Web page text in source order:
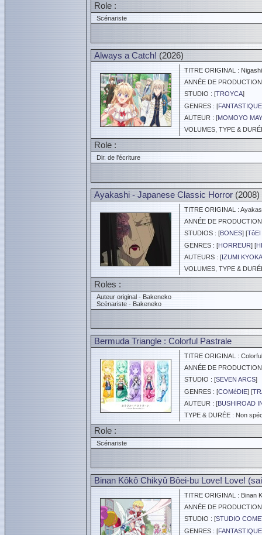
Role :
Scénariste
Always a Catch! (2026)
TITRE ORIGINAL :
ANNÉE DE
STUDIO : [TROYCA]
GENRES : [
AUTEUR : [MOMOYO
VOLUMES, TYPE &
Role :
Dir. de l'écriture
Ayakashi - Japanese Classic Horror (2008)
TITRE ORIGINAL :
ANNÉE DE
STUDIOS : [BONES] [TôEI
GENRES : [HORREUR] [
AUTEURS : [IZUMI KYOKA
VOLUMES, TYPE &
Roles :
Auteur original - Bakeneko
Scénariste - Bakeneko
Bermuda Triangle : Colorful Pastrale
TITRE ORIGINAL :
ANNÉE DE
STUDIO : [SEVEN ARCS]
GENRES : [COMéDIE] [
AUTEUR : [BUSHIROAD
TYPE & DURÉE : Non
Role :
Scénariste
Binan Kôkô Chikyû Bôei-bu Love! Love!
TITRE ORIGINAL : Binan
ANNÉE DE
STUDIO : [STUDIO
GENRES : [